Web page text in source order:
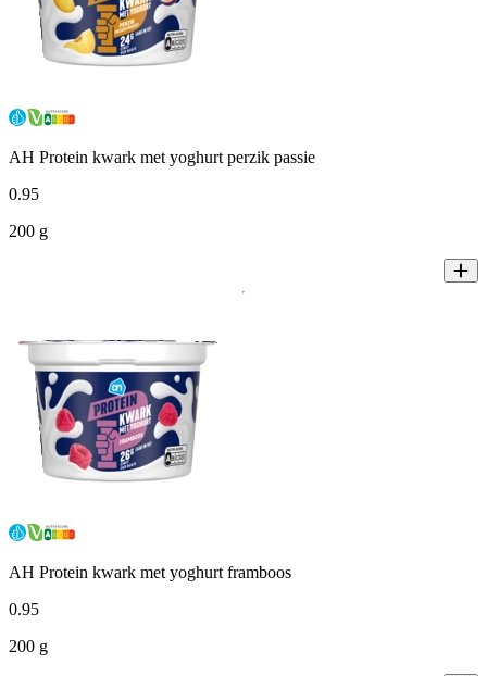
AH Protein kwark met yoghurt perzik passie
0.95
200 g
AH Protein kwark met yoghurt framboos
0.95
200 g